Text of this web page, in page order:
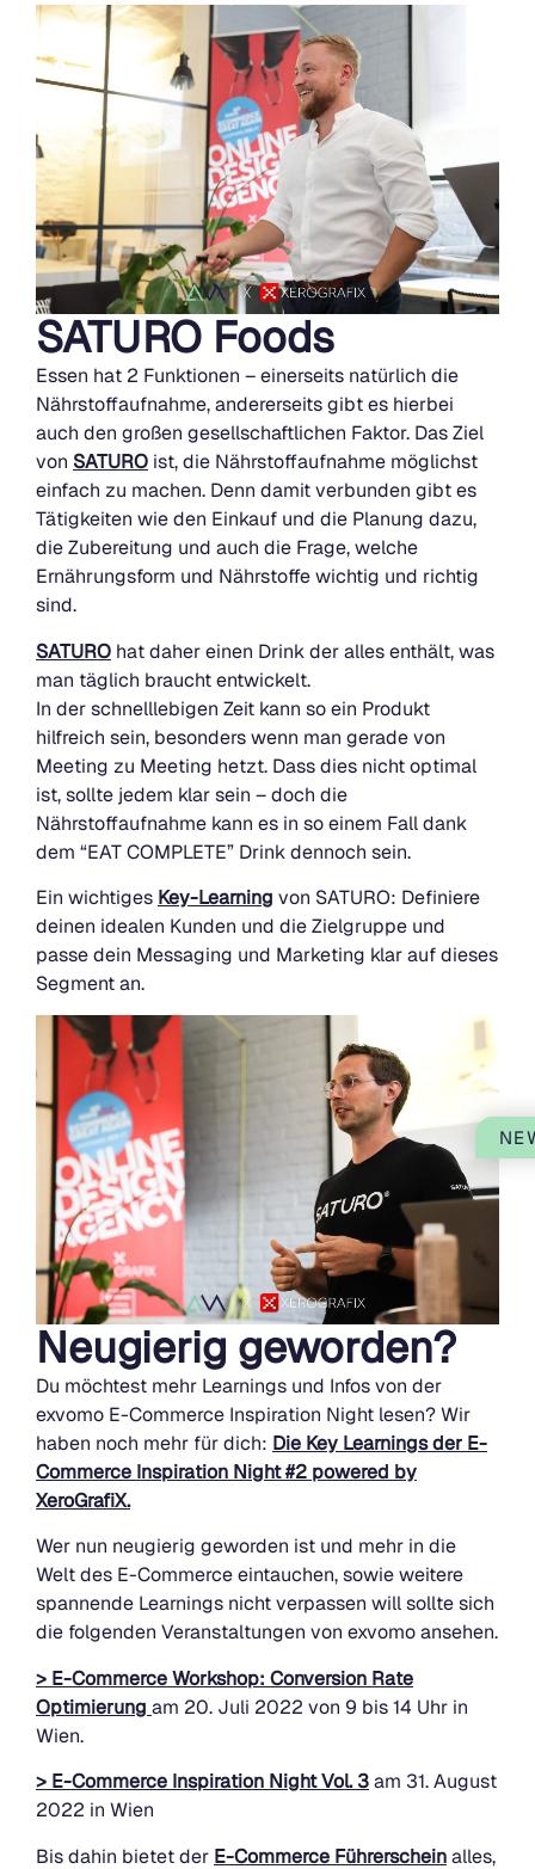
SATURO Foods
Essen hat 2 Funktionen – einerseits natürlich die
Nährstoffaufnahme, andererseits gibt es hierbei
auch den großen gesellschaftlichen Faktor. Das Ziel
von SATURO ist, die Nährstoffaufnahme möglichst
einfach zu machen. Denn damit verbunden gibt es
Tätigkeiten wie den Einkauf und die Planung dazu,
die Zubereitung und auch die Frage, welche
Ernährungsform und Nährstoffe wichtig und richtig
sind.
SATURO hat daher einen Drink der alles enthält, was
man täglich braucht entwickelt.
In der schnelllebigen Zeit kann so ein Produkt
hilfreich sein, besonders wenn man gerade von
Meeting zu Meeting hetzt. Dass dies nicht optimal
ist, sollte jedem klar sein – doch die
Nährstoffaufnahme kann es in so einem Fall dank
dem “EAT COMPLETE” Drink dennoch sein.
Ein wichtiges Key-Learning von SATURO: Definiere
deinen idealen Kunden und die Zielgruppe und
passe dein Messaging und Marketing klar auf dieses
Segment an.
Neugierig geworden?
Du möchtest mehr Learnings und Infos von der
exvomo E-Commerce Inspiration Night lesen? Wir
haben noch mehr für dich: Die Key Learnings der E-
Commerce Inspiration Night #2 powered by
XeroGrafiX.
Wer nun neugierig geworden ist und mehr in die
Welt des E-Commerce eintauchen, sowie weitere
spannende Learnings nicht verpassen will sollte sich
die folgenden Veranstaltungen von exvomo ansehen.
> E-Commerce Workshop: Conversion Rate
Optimierung am 20. Juli 2022 von 9 bis 14 Uhr in
Wien.
> E-Commerce Inspiration Night Vol. 3am 31. August
2022 in Wien
Bis dahin bietet der E-Commerce Führerscheinalles,